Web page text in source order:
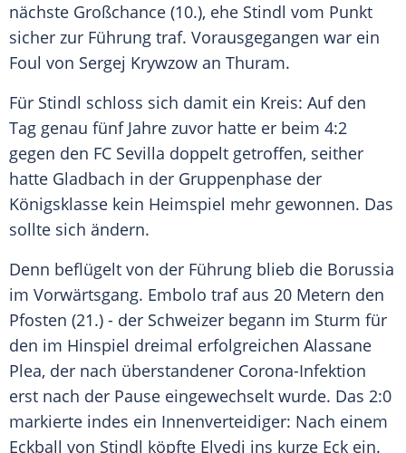
nächste Großchance (10.), ehe Stindl vom Punkt
sicher zur Führung traf. Vorausgegangen war ein
Foul von Sergej Krywzow an Thuram.
Für Stindl schloss sich damit ein Kreis: Auf den
Tag genau fünf Jahre zuvor hatte er beim 4:2
gegen den FC Sevilla doppelt getroffen, seither
hatte Gladbach in der Gruppenphase der
Königsklasse kein Heimspiel mehr gewonnen. Das
sollte sich ändern.
Denn beflügelt von der Führung blieb die Borussia
im Vorwärtsgang. Embolo traf aus 20 Metern den
Pfosten (21.) - der Schweizer begann im Sturm für
den im Hinspiel dreimal erfolgreichen Alassane
Plea, der nach überstandener Corona-Infektion
erst nach der Pause eingewechselt wurde. Das 2:0
markierte indes ein Innenverteidiger: Nach einem
Eckball von Stindl köpfte Elvedi ins kurze Eck ein.